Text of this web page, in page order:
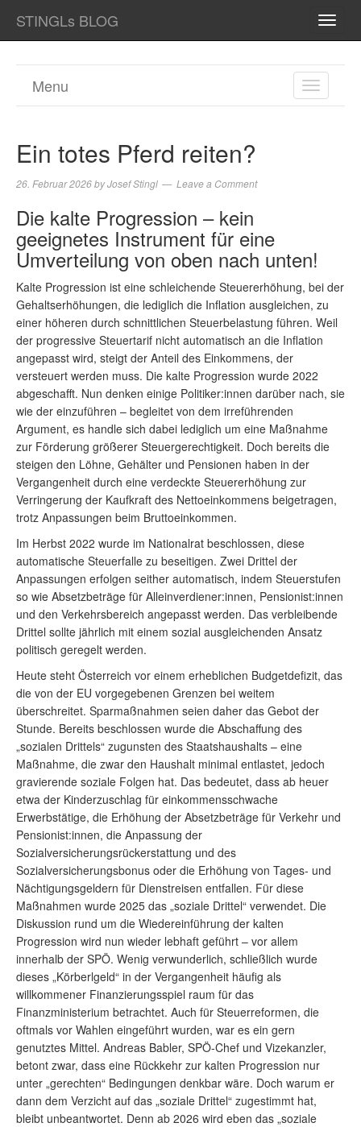
STINGLs BLOG
TOGGLE
Menu
Ein totes Pferd reiten?
26. Februar 2026byJosef Stingl Leave a Comment
Die kalte Progression – kein
geeignetes Instrument für eine
Umverteilung von oben nach unten!
Kalte Progression ist eine schleichende Steuererhöhung, bei der
Gehaltserhöhungen, die lediglich die Inflation ausgleichen, zu
einer höheren durch schnittlichen Steuerbelastung führen. Weil
der progressive Steuertarif nicht automatisch an die Inflation
angepasst wird, steigt der Anteil des Einkommens, der
versteuert werden muss. Die kalte Progression wurde 2022
abgeschafft. Nun denken einige Politiker:innen darüber nach, sie
wie der einzuführen – begleitet von dem irreführenden
Argument, es handle sich dabei lediglich um eine Maßnahme
zur Förderung größerer Steuergerechtigkeit. Doch bereits die
steigen den Löhne, Gehälter und Pensionen haben in der
Vergangenheit durch eine verdeckte Steuererhöhung zur
Verringerung der Kaufkraft des Nettoeinkommens beigetragen,
trotz Anpassungen beim Bruttoeinkommen.
Im Herbst 2022 wurde im Nationalrat beschlossen, diese
automatische Steuerfalle zu beseitigen. Zwei Drittel der
Anpassungen erfolgen seither automatisch, indem Steuerstufen
so wie Absetzbeträge für Alleinverdiener:innen, Pensionist:innen
und den Verkehrsbereich angepasst werden. Das verbleibende
Drittel sollte jährlich mit einem sozial ausgleichenden Ansatz
politisch geregelt werden.
Heute steht Österreich vor einem erheblichen Budgetdefizit, das
die von der EU vorgegebenen Grenzen bei weitem
überschreitet. Sparmaßnahmen seien daher das Gebot der
Stunde. Bereits beschlossen wurde die Abschaffung des
„sozialen Drittels“ zugunsten des Staatshaushalts – eine
Maßnahme, die zwar den Haushalt minimal entlastet, jedoch
gravierende soziale Folgen hat. Das bedeutet, dass ab heuer
etwa der Kinderzuschlag für einkommensschwache
Erwerbstätige, die Erhöhung der Absetzbeträge für Verkehr und
Pensionist:innen, die Anpassung der
Sozialversicherungsrückerstattung und des
Sozialversicherungsbonus oder die Erhöhung von Tages- und
Nächtigungsgeldern für Dienstreisen entfallen. Für diese
Maßnahmen wurde 2025 das „soziale Drittel“ verwendet. Die
Diskussion rund um die Wiedereinführung der kalten
Progression wird nun wieder lebhaft geführt – vor allem
innerhalb der SPÖ. Wenig verwunderlich, schließlich wurde
dieses „Körberlgeld“ in der Vergangenheit häufig als
willkommener Finanzierungsspiel raum für das
Finanzministerium betrachtet. Auch für Steuerreformen, die
oftmals vor Wahlen eingeführt wurden, war es ein gern
genutztes Mittel. Andreas Babler, SPÖ-Chef und Vizekanzler,
betont zwar, dass eine Rückkehr zur kalten Progression nur
unter „gerechten“ Bedingungen denkbar wäre. Doch warum er
dann dem Verzicht auf das „soziale Drittel“ zugestimmt hat,
bleibt unbeantwortet. Denn ab 2026 wird eben das „soziale